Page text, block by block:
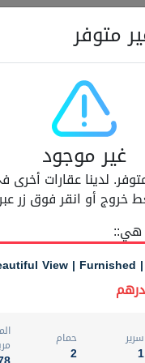
Renovated Unit Near
1
المعروض
غير مفروش /ة
رقم الوسيط
متوفر
غير موجود
لدينا عقارات أخرى
خروج أو انقر فوق زر
هي::
View | Furnished
سرير
1
حمام
2